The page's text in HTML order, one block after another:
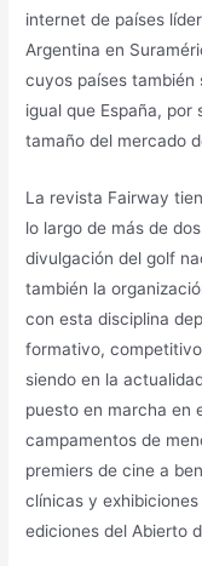
internet de países
Argentina en
cuyos países también
igual que España, por
tamaño del mercado
La revista Fairway
lo largo de más de
divulgación del golf
también la
con esta disciplina
formativo,
siendo en la
puesto en marcha en
campamentos de
premiers de cine a
clínicas y
ediciones del Abierto